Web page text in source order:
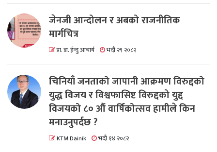
जेनजी आन्दोलन र अबको राजनीतिक
मार्गचित्र
प्रा. डा. ईन्दु आचार्य भदौ २९ २०८२
चिनियाँ जनताको जापानी आक्रमण विरुद्दको
युद्ध विजय र विश्वफासिष्ट विरुद्दको युद्द
विजयको ८० औं वार्षिकोत्सव हामीले किन
मनाउनुपर्दछ ?
KTM Dainik भदौ १४ २०८२